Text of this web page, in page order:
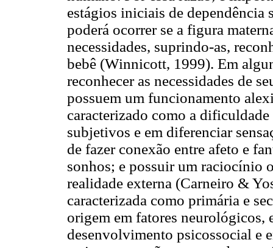
estágios iniciais de dependência
poderá ocorrer se a figura
necessidades, suprindo-as,
bebê (Winnicott, 1999). Em
reconhecer as necessidades de
possuem um funcionamento
caracterizado como a
subjetivos e em diferenciar
de fazer conexão entre afeto e
sonhos; e possuir um raciocínio
realidade externa (Carneiro &
caracterizada como primária e
origem em fatores neurológicos,
desenvolvimento psicossocial e